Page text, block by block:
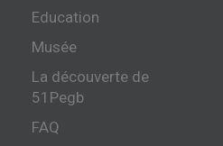
Education
Musée
La découverte de
51Pegb
FAQ